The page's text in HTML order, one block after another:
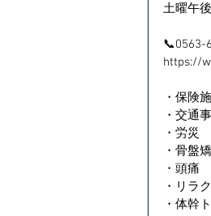
土曜午
📞0563-
https://
・保険
・交通
・労災
・骨盤
・頭痛
・リラ
・体幹